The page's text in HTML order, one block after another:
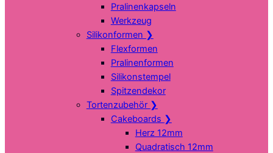
Pralinenkapseln
Werkzeug
Silikonformen ❯
Flexformen
Pralinenformen
Silikonstempel
Spitzendekor
Tortenzubehör ❯
Cakeboards ❯
Herz 12mm
Quadratisch 12mm